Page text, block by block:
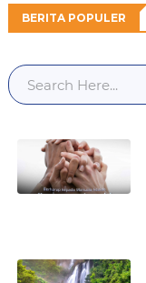
BERITA POPULER